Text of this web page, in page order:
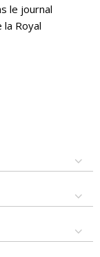
le journal
Royal